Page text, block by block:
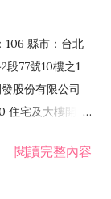
106 縣市：台北
段77號10樓之1
股份有限公司
住宅及大樓開發
賃業 I503010
閱讀完整內容